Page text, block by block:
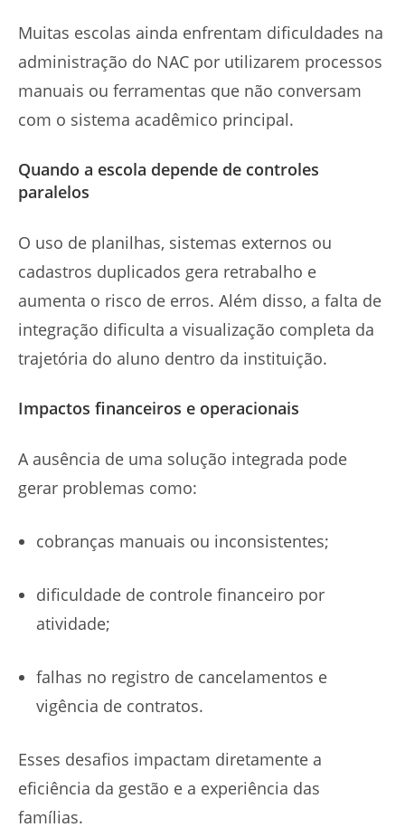
Muitas escolas ainda enfrentam dificuldades na
administração do NAC por utilizarem processos
manuais ou ferramentas que não conversam
com o sistema acadêmico principal.
Quando a escola depende de controles
paralelos
O uso de planilhas, sistemas externos ou
cadastros duplicados gera retrabalho e
aumenta o risco de erros. Além disso, a falta de
integração dificulta a visualização completa da
trajetória do aluno dentro da instituição.
Impactos financeiros e operacionais
A ausência de uma solução integrada pode
gerar problemas como:
cobranças manuais ou inconsistentes;
dificuldade de controle financeiro por
atividade;
falhas no registro de cancelamentos e
vigência de contratos.
Esses desafios impactam diretamente a
eficiência da gestão e a experiência das
famílias.